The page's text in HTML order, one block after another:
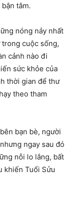
tâm.
nóng nảy nhất
cuộc sống,
cảnh nào đi
sức khỏe của
thời gian để thư
theo tham
bạn bè, người
ngay sau đó
nỗi lo lắng, bất
khiến Tuổi Sửu